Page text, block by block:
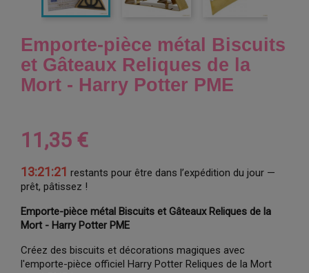
Emporte-pièce métal Biscuits
et Gâteaux Reliques de la
Mort - Harry Potter PME
11,35 €
13:21:20 restants pour être dans l’expédition du jour —
prêt, pâtissez !
Emporte-pièce métal Biscuits et Gâteaux Reliques de la
Mort - Harry Potter PME
Créez des biscuits et décorations magiques avec
l'emporte-pièce officiel Harry Potter Reliques de la Mort